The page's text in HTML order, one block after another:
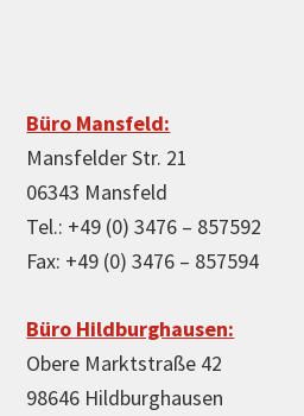
Büro Mansfeld:
Mansfelder Str. 21
06343 Mansfeld
Tel.: +49 (0) 3476 – 857592
Fax: +49 (0) 3476 – 857594
Büro Hildburghausen:
Obere Marktstraße 42
98646 Hildburghausen